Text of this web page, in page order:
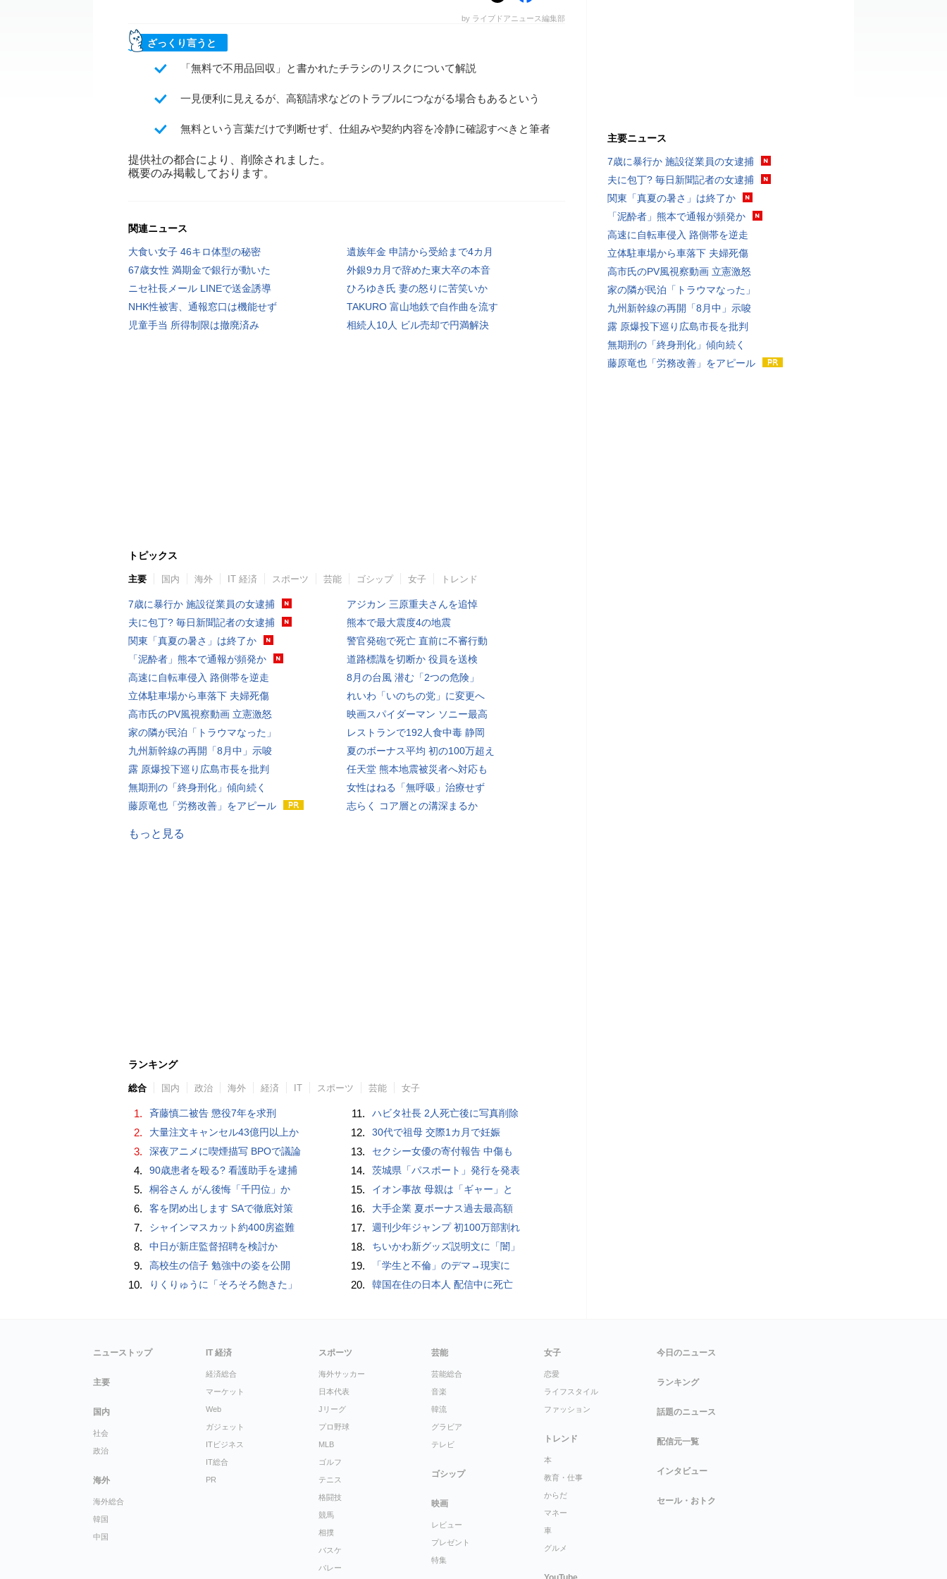
by ライブドアニュース編集部
ざっくり言うと
「無料で不用品回収」と書かれたチラシのリスクについて解説
一見便利に見えるが、高額請求などのトラブルにつながる場合もあるという
無料という言葉だけで判断せず、仕組みや契約内容を冷静に確認すべきと筆者
提供社の都合により、削除されました。
概要のみ掲載しております。
関連ニュース
大食い女子 46キロ体型の秘密
遺族年金 申請から受給まで4カ月
67歳女性 満期金で銀行が動いた
外銀9カ月で辞めた東大卒の本音
ニセ社長メール LINEで送金誘導
ひろゆき氏 妻の怒りに苦笑いか
NHK性被害、通報窓口は機能せず
TAKURO 富山地鉄で自作曲を流す
児童手当 所得制限は撤廃済み
相続人10人 ビル売却で円満解決
トピックス
主要 国内 海外 IT 経済 スポーツ 芸能 ゴシップ 女子 トレンド
7歳に暴行か 施設従業員の女逮捕
夫に包丁? 毎日新聞記者の女逮捕
関東「真夏の暑さ」は終了か
「泥酔者」熊本で通報が頻発か
高速に自転車侵入 路側帯を逆走
立体駐車場から車落下 夫婦死傷
高市氏のPV風視察動画 立憲激怒
家の隣が民泊「トラウマなった」
九州新幹線の再開「8月中」示唆
露 原爆投下巡り広島市長を批判
無期刑の「終身刑化」傾向続く
藤原竜也「労務改善」をアピール
アジカン 三原重夫さんを追悼
熊本で最大震度4の地震
警官発砲で死亡 直前に不審行動
道路標識を切断か 役員を送検
8月の台風 潜む「2つの危険」
れいわ「いのちの党」に変更へ
映画スパイダーマン ソニー最高
レストランで192人食中毒 静岡
夏のボーナス平均 初の100万超え
任天堂 熊本地震被災者へ対応も
女性はねる「無呼吸」治療せず
志らく コア層との溝深まるか
もっと見る
ランキング
総合 国内 政治 海外 経済 IT スポーツ 芸能 女子
1. 斉藤慎二被告 懲役7年を求刑
2. 大量注文キャンセル43億円以上か
3. 深夜アニメに喫煙描写 BPOで議論
4. 90歳患者を殴る? 看護助手を逮捕
5. 桐谷さん がん後悔「千円位」か
6. 客を閉め出します SAで徹底対策
7. シャインマスカット約400房盗難
8. 中日が新庄監督招聘を検討か
9. 高校生の信子 勉強中の姿を公開
10. りくりゅうに「そろそろ飽きた」
11. ハビタ社長 2人死亡後に写真削除
12. 30代で祖母 交際1カ月で妊娠
13. セクシー女優の寄付報告 中傷も
14. 茨城県「パスポート」発行を発表
15. イオン事故 母親は「ギャー」と
16. 大手企業 夏ボーナス過去最高額
17. 週刊少年ジャンプ 初100万部割れ
18. ちいかわ新グッズ説明文に「闇」
19. 「学生と不倫」のデマ→現実に
20. 韓国在住の日本人 配信中に死亡
主要ニュース
7歳に暴行か 施設従業員の女逮捕
夫に包丁? 毎日新聞記者の女逮捕
関東「真夏の暑さ」は終了か
「泥酔者」熊本で通報が頻発か
高速に自転車侵入 路側帯を逆走
立体駐車場から車落下 夫婦死傷
高市氏のPV風視察動画 立憲激怒
家の隣が民泊「トラウマなった」
九州新幹線の再開「8月中」示唆
露 原爆投下巡り広島市長を批判
無期刑の「終身刑化」傾向続く
藤原竜也「労務改善」をアピール
ニューストップ
主要
国内
社会
政治
海外
海外総合
韓国
中国
IT 経済
経済総合
マーケット
Web
ガジェット
ITビジネス
IT総合
PR
スポーツ
海外サッカー
日本代表
Jリーグ
プロ野球
MLB
ゴルフ
テニス
格闘技
競馬
相撲
バスケ
バレー
芸能
芸能総合
音楽
韓流
グラビア
テレビ
ゴシップ
映画
レビュー
プレゼント
特集
女子
恋愛
ライフスタイル
ファッション
トレンド
本
教育・仕事
からだ
マネー
車
グルメ
今日のニュース
ランキング
話題のニュース
配信元一覧
インタビュー
セール・おトク